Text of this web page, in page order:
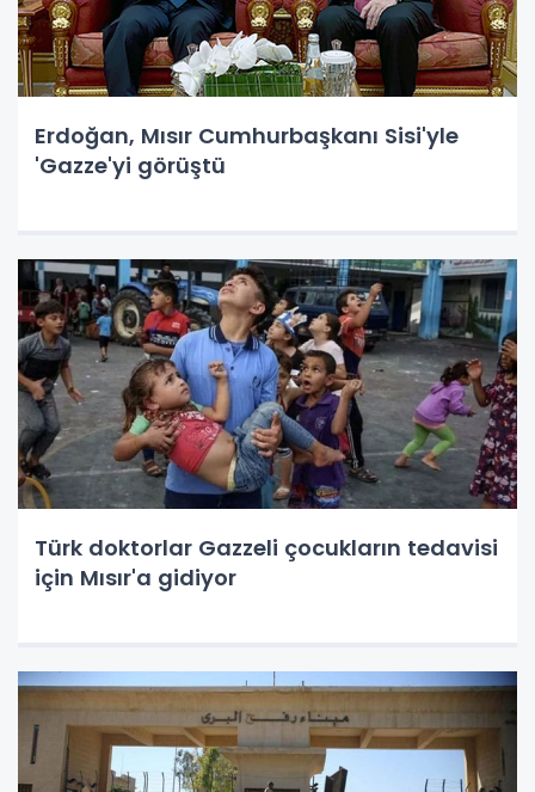
Erdoğan, Mısır Cumhurbaşkanı Sisi'yle
'Gazze'yi görüştü
Türk doktorlar Gazzeli çocukların tedavisi
için Mısır'a gidiyor